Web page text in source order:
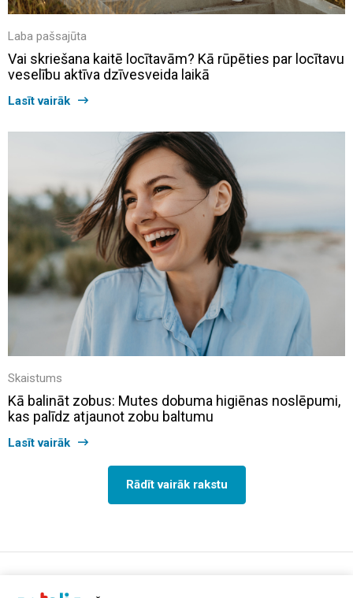
Laba pašsajūta
Vai skriešana kaitē locītavām? Kā rūpēties par locītavu
veselību aktīva dzīvesveida laikā
Lasīt vairāk
Skaistums
Kā balināt zobus: Mutes dobuma higiēnas noslēpumi,
kas palīdz atjaunot zobu baltumu
Lasīt vairāk
Rādīt vairāk rakstu